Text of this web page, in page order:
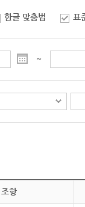
한글 맞춤법 표
~
조항